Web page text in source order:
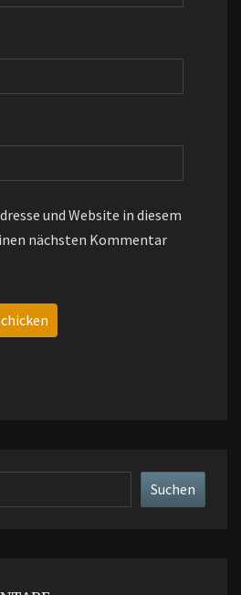
und Website in diesem
nächsten Kommentar
Suchen